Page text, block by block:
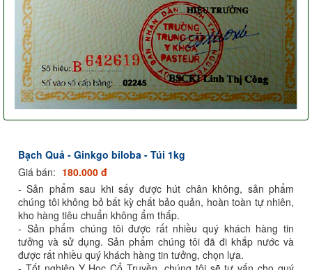
Bạch Quả - Ginkgo biloba - Túi 1kg
Giá bán: 180.000 đ
- Sản phẩm sau khi sấy được hút chân không, sản phẩm
chúng tôi không bỏ bất kỳ chất bảo quản, hoàn toàn tự nhiên,
kho hàng tiêu chuẩn không ẩm thấp.
- Sản phẩm chúng tôi được rất nhiều quý khách hàng tin
tưởng và sử dụng. Sản phẩm chúng tôi đã đi khắp nước và
được rất nhiều quý khách hàng tin tưởng, chọn lựa.